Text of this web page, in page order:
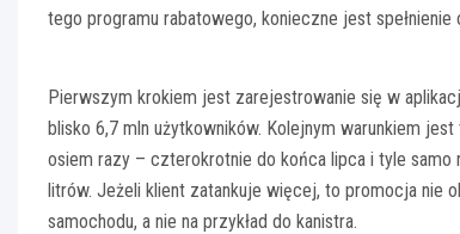
tego programu rabatowego, konieczne jest spełnienie
Pierwszym krokiem jest zarejestrowanie się w
blisko 6,7 mln użytkowników. Kolejnym warunkiem
osiem razy – czterokrotnie do końca lipca i tyle
litrów. Jeżeli klient zatankuje więcej, to promocja nie
samochodu, a nie na przykład do kanistra.